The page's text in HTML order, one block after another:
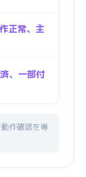
正常、主
、一部付
作確認を専